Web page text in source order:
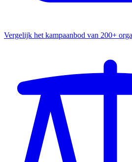
Vergelijk het kampaanbod van 200+